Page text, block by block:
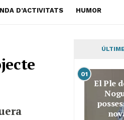
D’ACTIVITATS HUMOR
01
El Ple